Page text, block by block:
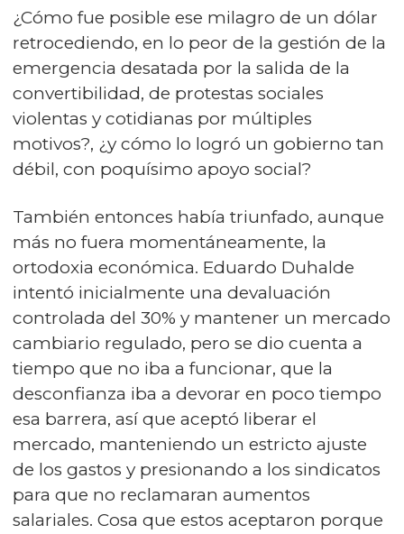
¿Cómo fue posible ese milagro de un dólar
retrocediendo, en lo peor de la gestión de la
emergencia desatada por la salida de la
convertibilidad, de protestas sociales
violentas y cotidianas por múltiples
motivos?, ¿y cómo lo logró un gobierno tan
débil, con poquísimo apoyo social?
También entonces había triunfado, aunque
más no fuera momentáneamente, la
ortodoxia económica. Eduardo Duhalde
intentó inicialmente una devaluación
controlada del 30% y mantener un mercado
cambiario regulado, pero se dio cuenta a
tiempo que no iba a funcionar, que la
desconfianza iba a devorar en poco tiempo
esa barrera, así que aceptó liberar el
mercado, manteniendo un estricto ajuste
de los gastos y presionando a los sindicatos
para que no reclamaran aumentos
salariales. Cosa que estos aceptaron porque